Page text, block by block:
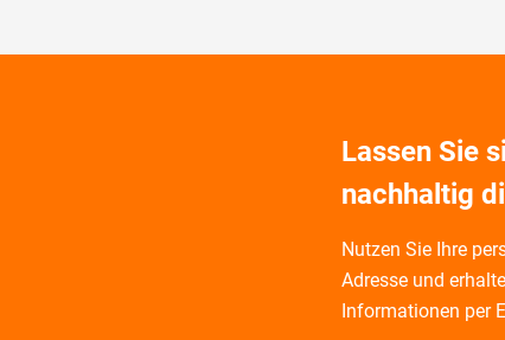
Lassen Sie
nachhaltig
Nutzen Sie Ihre
Adresse und
Informationen per